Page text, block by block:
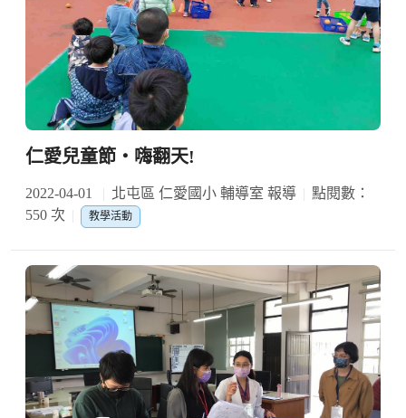
仁愛兒童節‧嗨翻天!
2022-04-01 北屯區 仁愛國小 輔導室 報導
點閱數：
550 次
教學活動